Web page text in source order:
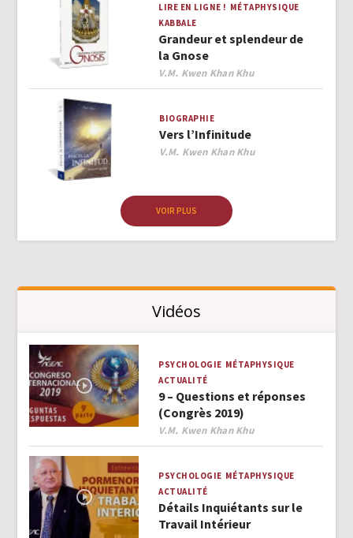
LIRE EN LIGNE ! MÉTAPHYSIQUE
KABBALE
Grandeur et splendeur de
la Gnose
Author
V.M. Kwen Khan Khu
BIOGRAPHIE
Vers l’Infinitude
Author
V.M. Kwen Khan Khu
VOIR PLUS
Vidéos
PSYCHOLOGIE MÉTAPHYSIQUE
ACTUALITÉ
9 – Questions et réponses
(Congrès 2019)
Author
V.M. Kwen Khan Khu
PSYCHOLOGIE MÉTAPHYSIQUE
ACTUALITÉ
Détails Inquiétants sur le
Travail Intérieur